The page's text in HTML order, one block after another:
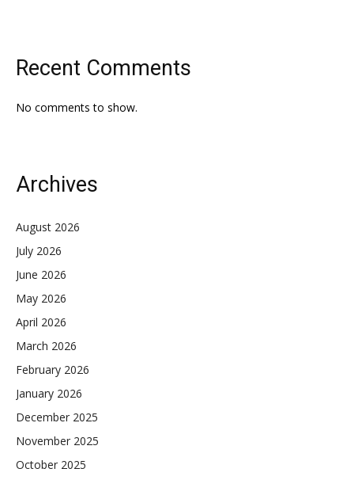
Recent Comments
No comments to show.
Archives
August 2026
July 2026
June 2026
May 2026
April 2026
March 2026
February 2026
January 2026
December 2025
November 2025
October 2025